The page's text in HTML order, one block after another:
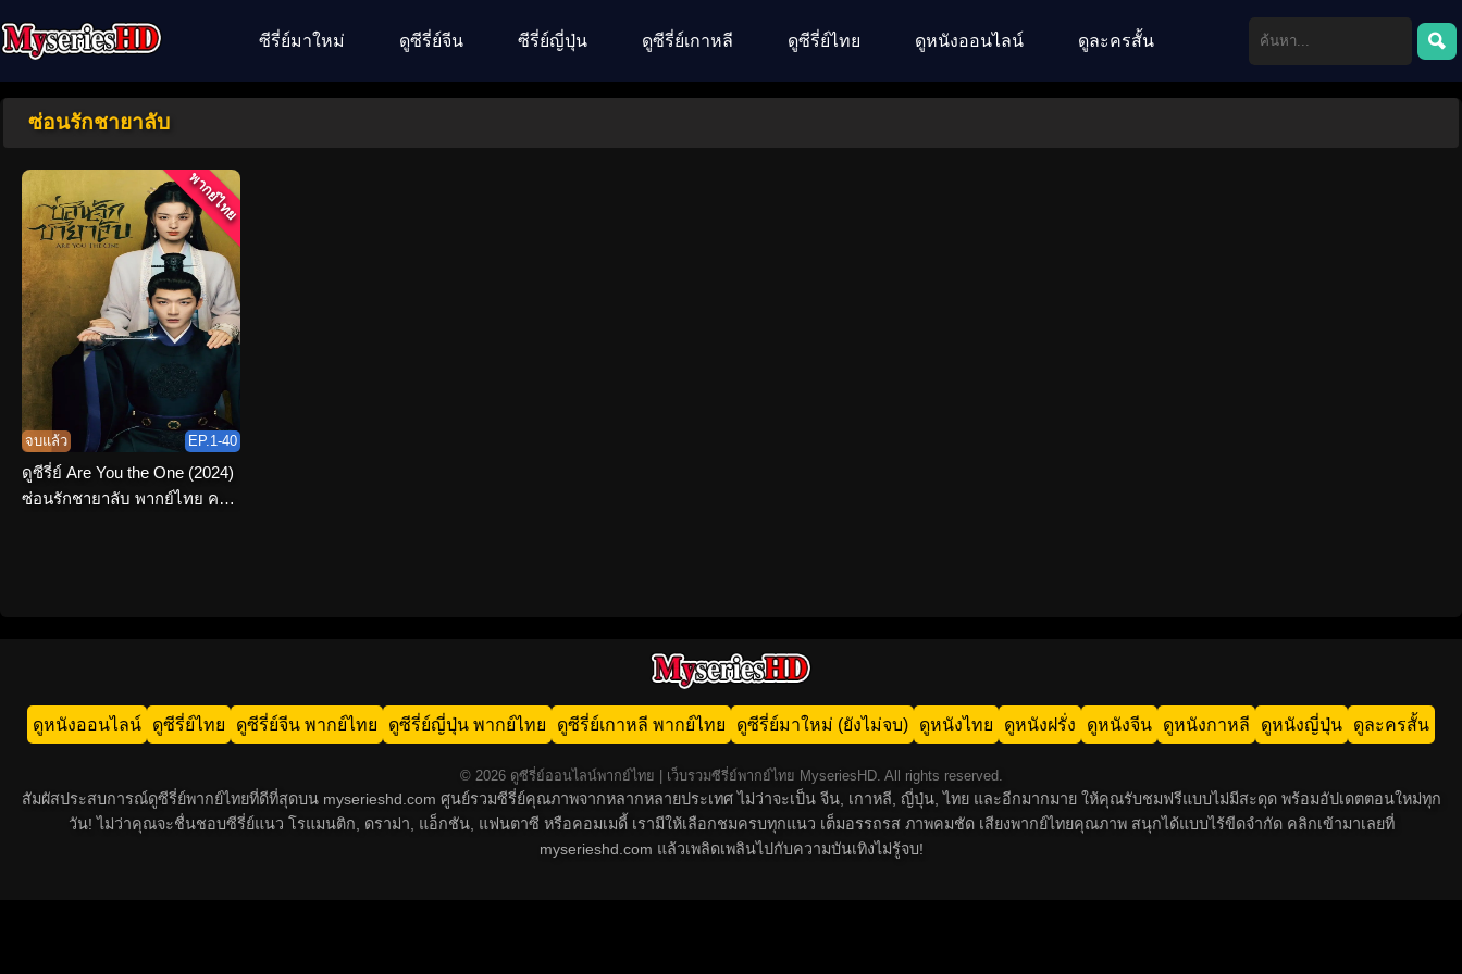
ซีรี่ย์มาใหม่ ดูซีรี่ย์จีน ซีรี่ย์ญี่ปุ่น ดูซีรี่ย์เกาหลี ดูซีรี่ย์ไทย ดูหนังออนไลน์ ดูละครสั้น
ซ่อนรักชายาลับ
จบแล้ว EP.1-40
พากย์ไทย
ดูซีรี่ย์ Are You the One (2024)
ซ่อนรักชายาลับ พากย์ไทย ครบ
ดูหนังออนไลน์ ดูซีรี่ย์ไทย ดูซีรี่ย์จีน พากย์ไทย ดูซีรี่ย์ญี่ปุ่น พากย์ไทย ดูซีรี่ย์เกาหลี พากย์ไทย ดูซีรี่ย์มาใหม่ (ยังไม่จบ) ดูหนังไทย ดูหนังฝรั่ง ดูหนังจีน ดูหนังกาหลี ดูหนังญี่ปุ่น ดูละครสั้น
© 2026 ดูซีรี่ย์ออนไลน์พากย์ไทย | เว็บรวมซีรี่ย์พากย์ไทย MyseriesHD. All rights reserved.
สัมผัสประสบการณ์ดูซีรี่ย์พากย์ไทยที่ดีที่สุดบน myserieshd.com ศูนย์รวมซีรี่ย์คุณภาพจากหลากหลายประเทศ ไม่ว่าจะเป็น จีน, เกาหลี, ญี่ปุ่น, ไทย และอีกมากมาย ให้คุณรับชมฟรีแบบไม่มีสะดุด พร้อมอัปเดตตอนใหม่ทุก
วัน! ไม่ว่าคุณจะชื่นชอบซีรี่ย์แนว โรแมนติก, ดราม่า, แอ็กชัน, แฟนตาซี หรือคอมเมดี้ เรามีให้เลือกชมครบทุกแนว เต็มอรรถรส ภาพคมชัด เสียงพากย์ไทยคุณภาพ สนุกได้แบบไร้ขีดจำกัด คลิกเข้ามาเลยที่
myserieshd.com แล้วเพลิดเพลินไปกับความบันเทิงไม่รู้จบ!